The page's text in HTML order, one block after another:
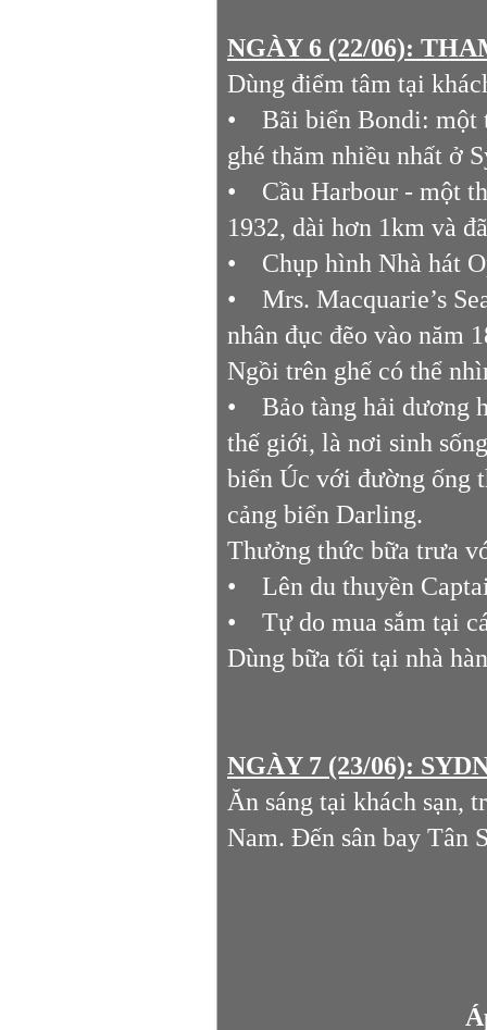
NGÀY 6 (22/06):
Dùng điểm tâm tại
• Bãi biển Bondi: một
ghé thăm nhiều nhất ở
• Cầu Harbour - một
1932, dài hơn 1km và
• Chụp hình Nhà hát
• Mrs. Macquarie’s
nhân đục đẽo vào năm
Ngồi trên ghế có thể
• Bảo tàng hải dương
thế giới, là nơi sinh
biển Úc với đường ống
cảng biển Darling.
Thưởng thức bữa trưa
• Lên du thuyền
• Tự do mua sắm tại
Dùng bữa tối tại nhà
NGÀY 7 (23/06):
Ăn sáng tại khách sạn,
Nam. Đến sân bay Tân